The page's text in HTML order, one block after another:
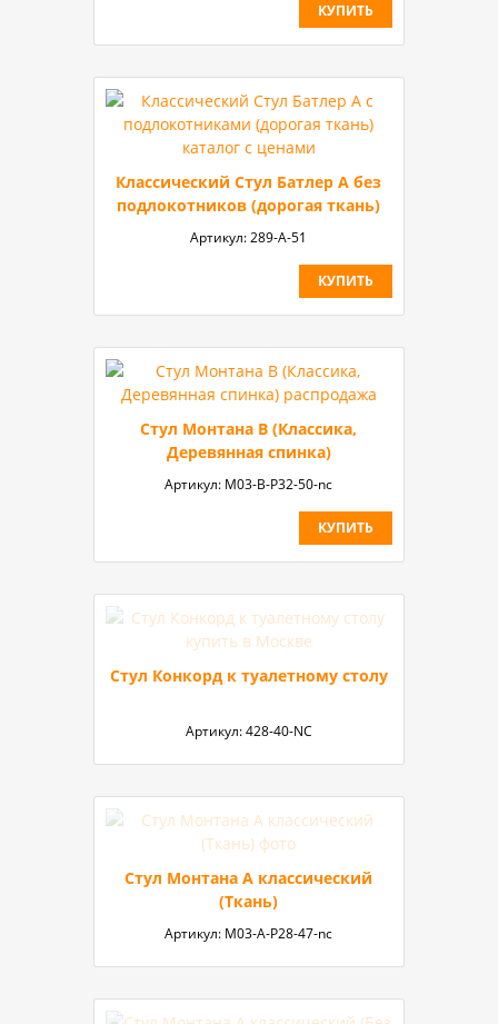
КУПИТЬ
Классический Стул Батлер А без
подлокотников (дорогая ткань)
Артикул:289-A-51
КУПИТЬ
Стул Монтана B (Классика,
Деревянная спинка)
Артикул: М03-B-P32-50-nc
КУПИТЬ
Стул Конкорд к туалетному столу
Артикул:428-40-NC
Стул Монтана А классический
(Ткань)
Артикул: М03-A-P28-47-nc